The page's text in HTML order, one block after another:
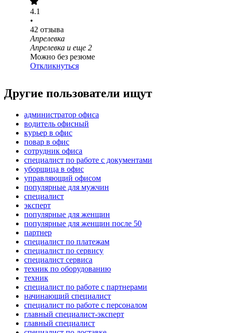
4.1
•
42 отзыва
Апрелевка
Апрелевка и еще 2
Можно без резюме
Откликнуться
Другие пользователи ищут
администратор офиса
водитель офисный
курьер в офис
повар в офис
сотрудник офиса
специалист по работе с документами
уборщица в офис
управляющий офисом
популярные для мужчин
специалист
эксперт
популярные для женщин
популярные для женщин после 50
партнер
специалист по платежам
специалист по сервису
специалист сервиса
техник по оборудованию
техник
специалист по работе с партнерами
начинающий специалист
специалист по работе с персоналом
главный специалист-эксперт
главный специалист